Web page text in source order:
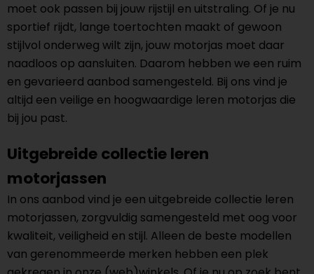
moet ook passen bij jouw rijstijl en uitstraling. Of je nu
sportief rijdt, lange toertochten maakt of gewoon
stijlvol onderweg wilt zijn, jouw motorjas moet daar
naadloos op aansluiten. Daarom hebben we een ruim
en gevarieerd aanbod samengesteld. Bij ons vind je
altijd een veilige en hoogwaardige leren motorjas die
bij jou past.
Uitgebreide collectie leren
motorjassen
In ons aanbod vind je een uitgebreide collectie leren
motorjassen, zorgvuldig samengesteld met oog voor
kwaliteit, veiligheid en stijl. Alleen de beste modellen
van gerenommeerde merken hebben een plek